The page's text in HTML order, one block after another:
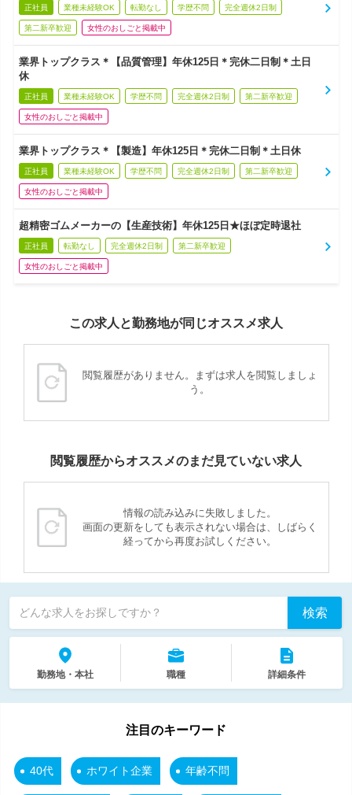
正社員 業種未経験OK 転勤なし 学歴不問 完全週休2日制
第二新卒歓迎 女性のおしごと掲載中
業界トップクラス＊【品質管理】年休125日＊完休二日制＊土日
休
正社員 業種未経験OK 学歴不問 完全週休2日制 第二新卒歓迎
女性のおしごと掲載中
業界トップクラス＊【製造】年休125日＊完休二日制＊土日休
正社員 業種未経験OK 学歴不問 完全週休2日制 第二新卒歓迎
女性のおしごと掲載中
超精密ゴムメーカーの【生産技術】年休125日★ほぼ定時退社
正社員 転勤なし 完全週休2日制 第二新卒歓迎
女性のおしごと掲載中
この求人と勤務地が同じオススメ求人
閲覧履歴がありません。まずは求人を閲覧しましょ
う。
閲覧履歴からオススメのまだ見ていない求人
情報の読み込みに失敗しました。
画面の更新をしても表示されない場合は、しばらく
経ってから再度お試しください。
どんな求人をお探しですか？ 検索
勤務地・本社 職種 詳細条件
注目のキーワード
40代 ホワイト企業 年齢不問